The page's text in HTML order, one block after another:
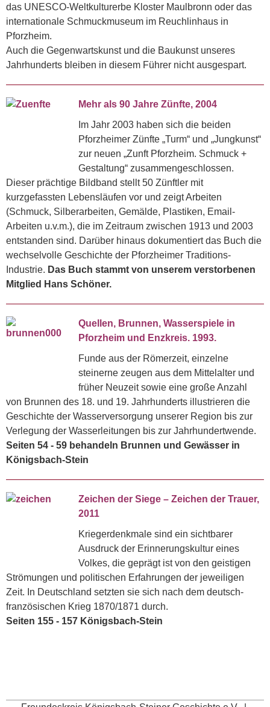
das UNESCO-Weltkulturerbe Kloster Maulbronn oder das
internationale Schmuckmuseum im Reuchlinhaus in
Pforzheim.
Auch die Gegenwartskunst und die Baukunst unseres
Jahrhunderts bleiben in diesem Führer nicht ausgespart.
Mehr als 90 Jahre Zünfte, 2004
Im Jahr 2003 haben sich die beiden
Pforzheimer Zünfte „Turm“ und „Jungkunst“
zur neuen „Zunft Pforzheim. Schmuck +
Gestaltung“ zusammengeschlossen.
Dieser prächtige Bildband stellt 50 Zünftler mit
kurzgefassten Lebensläufen vor und zeigt Arbeiten
(Schmuck, Silberarbeiten, Gemälde, Plastiken, Email-
Arbeiten u.v.m.), die im Zeitraum zwischen 1913 und 2003
entstanden sind. Darüber hinaus dokumentiert das Buch die
wechselvolle Geschichte der Pforzheimer Traditions-
Industrie. Das Buch stammt von unserem verstorbenen
Mitglied Hans Schöner.
Quellen, Brunnen, Wasserspiele in
Pforzheim und Enzkreis. 1993.
Funde aus der Römerzeit, einzelne
steinerne zeugen aus dem Mittelalter und
früher Neuzeit sowie eine große Anzahl
von Brunnen des 18. und 19. Jahrhunderts illustrieren die
Geschichte der Wasserversorgung unserer Region bis zur
Verlegung der Wasserleitungen bis zur Jahrhundertwende.
Seiten 54 - 59 behandeln Brunnen und Gewässer in
Königsbach-Stein
Zeichen der Siege – Zeichen der Trauer,
2011
Kriegerdenkmale sind ein sichtbarer
Ausdruck der Erinnerungskultur eines
Volkes, die geprägt ist von den geistigen
Strömungen und politischen Erfahrungen der jeweiligen
Zeit. In Deutschland setzten sie sich nach dem deutsch-
französischen Krieg 1870/1871 durch.
Seiten 155 - 157 Königsbach-Stein